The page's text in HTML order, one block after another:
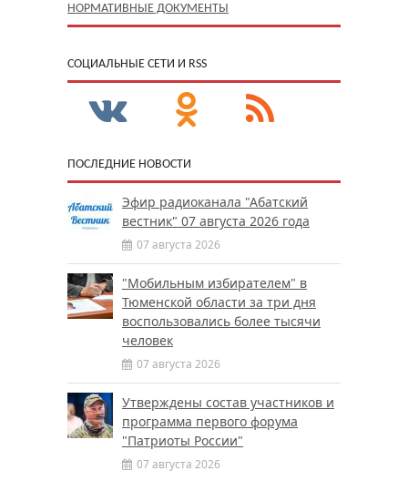
НОРМАТИВНЫЕ ДОКУМЕНТЫ
CОЦИАЛЬНЫЕ СЕТИ И RSS
ПОСЛЕДНИЕ НОВОСТИ
Эфир радиоканала "Абатский
вестник" 07 августа 2026 года
07 августа 2026
"Мобильным избирателем" в
Тюменской области за три дня
воспользовались более тысячи
человек
07 августа 2026
Утверждены состав участников и
программа первого форума
"Патриоты России"
07 августа 2026